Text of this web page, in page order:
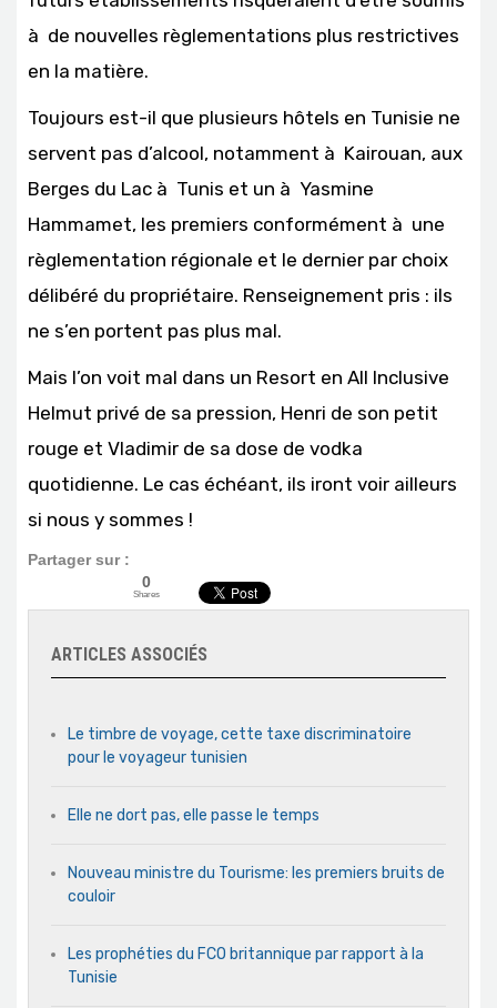
à de nouvelles règlementations plus restrictives
en la matière.
Toujours est-il que plusieurs hôtels en Tunisie ne
servent pas d’alcool, notamment à Kairouan, aux
Berges du Lac à Tunis et un à Yasmine
Hammamet, les premiers conformément à une
règlementation régionale et le dernier par choix
délibéré du propriétaire. Renseignement pris : ils
ne s’en portent pas plus mal.
Mais l’on voit mal dans un Resort en All Inclusive
Helmut privé de sa pression, Henri de son petit
rouge et Vladimir de sa dose de vodka
quotidienne. Le cas échéant, ils iront voir ailleurs
si nous y sommes !
Partager sur :
0
Shares
ARTICLES ASSOCIÉS
Le timbre de voyage, cette taxe discriminatoire
pour le voyageur tunisien
Elle ne dort pas, elle passe le temps
Nouveau ministre du Tourisme: les premiers bruits de
couloir
Les prophéties du FCO britannique par rapport à la
Tunisie